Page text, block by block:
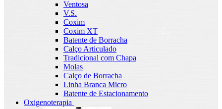
Ventosa
V.S.
Coxim
Coxim XT
Batente de Borracha
Calço Articulado
Tradicional com Chapa
Molas
Calço de Borracha
Linha Branca Micro
Batente de Estacionamento
Oxigenoterapia